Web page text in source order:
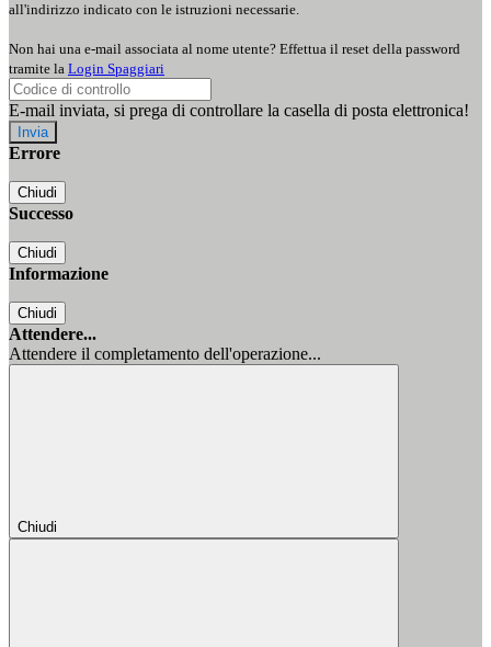
all'indirizzo indicato con le istruzioni necessarie.
Non hai una e-mail associata al nome utente? Effettua il reset della password
tramite la Login Spaggiari
E-mail inviata, si prega di controllare la casella di posta elettronica!
Errore
Chiudi
Successo
Chiudi
Informazione
Chiudi
Attendere...
Attendere il completamento dell'operazione...
Chiudi